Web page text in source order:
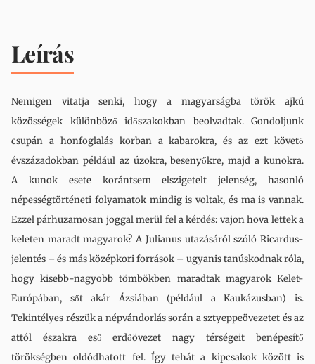
Leírás
Nemigen vitatja senki, hogy a magyarságba török ajkú
közösségek különböző időszakokban beolvadtak. Gondoljunk
csupán a honfoglalás korban a kabarokra, és az ezt követő
évszázadokban például az úzokra, besenyőkre, majd a kunokra.
A kunok esete korántsem elszigetelt jelenség, hasonló
népességtörténeti folyamatok mindig is voltak, és ma is vannak.
Ezzel párhuzamosan joggal merül fel a kérdés: vajon hova lettek a
keleten maradt magyarok? A Julianus utazásáról szóló Ricardus-
jelentés – és más középkori források – ugyanis tanúskodnak róla,
hogy kisebb-nagyobb tömbökben maradtak magyarok Kelet-
Európában, sőt akár Ázsiában (például a Kaukázusban) is.
Tekintélyes részük a népvándorlás során a sztyeppeövezetet és az
attól északra eső erdőövezet nagy térségeit benépesítő
törökségben oldódhatott fel. Így tehát a kipcsakok között is